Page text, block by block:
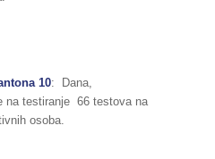
10: Dana,
na testiranje 66 testova na
osoba.